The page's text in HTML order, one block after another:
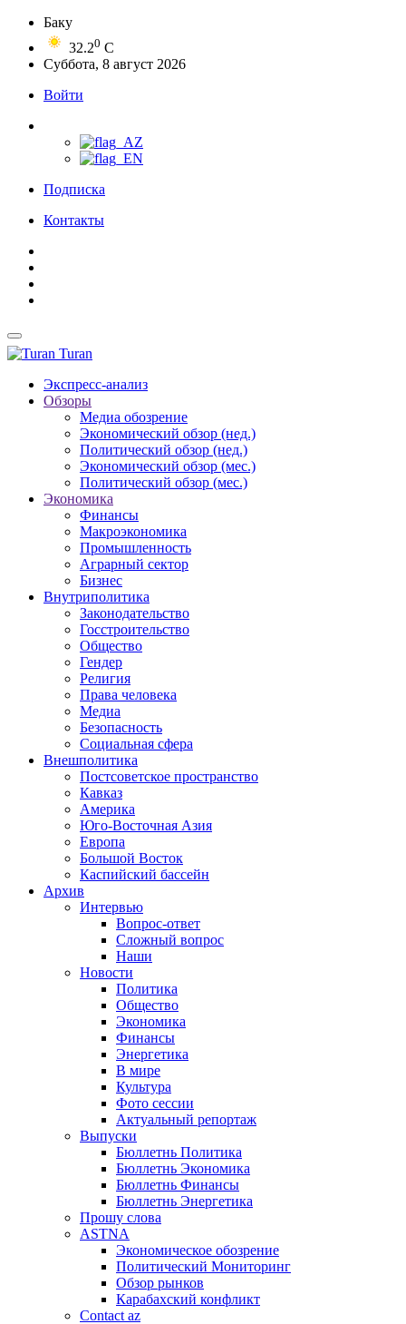
Баку
32.20 C
Суббота, 8 август 2026
Войти
Подписка
Контакты
Turan
Экспресс-анализ
Обзоры
Медиа обозрение
Экономический обзор (нед.)
Политический обзор (нед.)
Экономический обзор (мес.)
Политический обзор (мес.)
Экономика
Финансы
Макроэкономика
Промышленность
Аграрный сектор
Бизнес
Внутриполитика
Законодательство
Госстроительство
Общество
Гендер
Религия
Права человека
Медиа
Безопасность
Социальная сфера
Внешполитика
Постсоветское пространство
Кавказ
Америка
Юго-Восточная Азия
Европа
Большой Восток
Каспийский бассейн
Архив
Интервью
Вопрос-ответ
Сложный вопрос
Наши
Новости
Политика
Общество
Экономика
Финансы
Энергетика
В мире
Культура
Фото сессии
Актуальный репортаж
Выпуски
Бюллетнь Политика
Бюллетнь Экономика
Бюллетнь Финансы
Бюллетнь Энергетика
Прошу слова
ASTNA
Экономическое обозрение
Политический Мониторинг
Обзор рынков
Карабахский конфликт
Contact az